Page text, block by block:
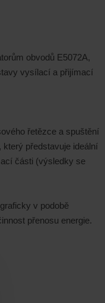
obvodů E5072A,
vysílací a přijímací
řetězce a spuštění
který představuje ideální
části (výsledky se
v podobě
přenosu energie.